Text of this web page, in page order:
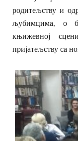
родитељству и
љубимцима, о
књижевној
пријатељству са